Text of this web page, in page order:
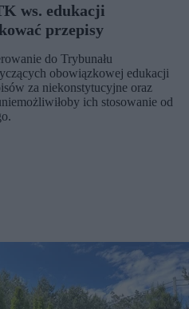
ws. edukacji
przepisy
do Trybunału
obowiązkowej edukacji
za niekonstytucyjne oraz
ich stosowanie od